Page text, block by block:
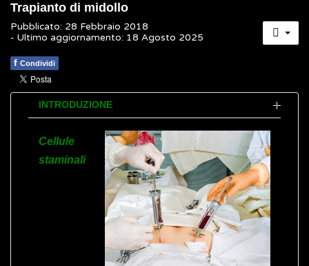
Trapianto di midollo
Pubblicato: 28 Febbraio 2018
- Ultimo aggiornamento: 18 Agosto 2025
f Condividi
INTRODUZIONE
Cellule
staminali